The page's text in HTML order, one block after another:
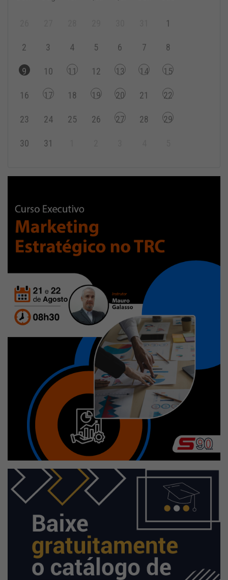
1
2 3 4 5 6 7 8
9 10 11 12 13 14 15
16 17 18 19 20 21 22
23 24 25 26 27 28 29
30 31